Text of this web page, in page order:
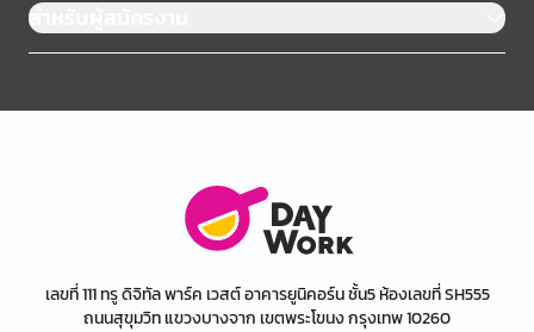
สำหรับผู้สมัครงาน
เลขที่ 111 ทรู ดิจิทัล พาร์ค เวสต์ อาคารยูนิคอร์น ชั้น5 ห้องเลขที่ SH555
ถนนสุขุมวิท แขวงบางจาก เขตพระโขนง กรุงเทพ 10260